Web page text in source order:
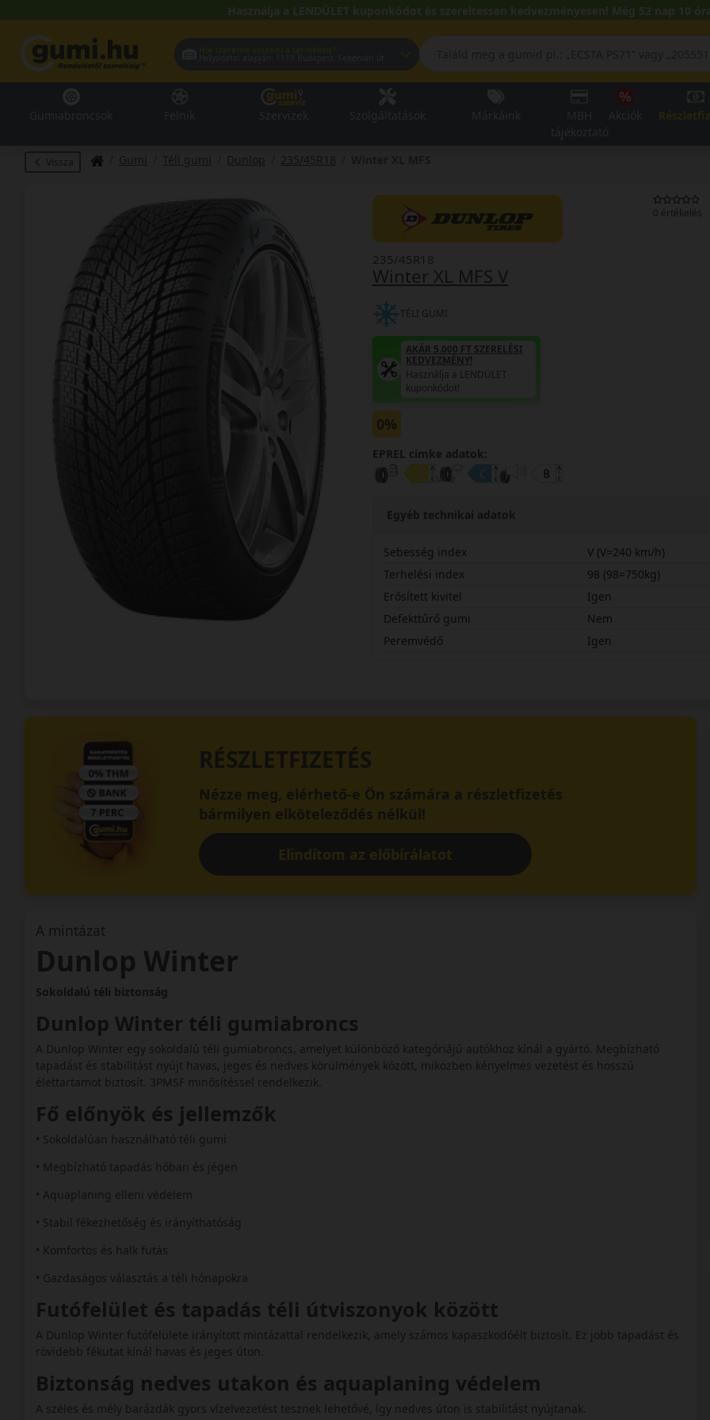
Használja a LENDÜLET kuponkódot és szereltessen kedvezményesen! Még 52 nap 10
Vissza Gumi Téli gumi Dunlop 235/45R18
0 értékelés
Winter XL MFS V
235/45R18
TÉLI GUMI
AKÁR 5.000 FT SZERELÉSI
KEDVEZMÉNY!
Használja a LENDÜLET
kuponkódot!
0%
EPREL cimke adatok:
Egyéb technikai adatok
Sebesség index
V (V=240 km/h)
Terhelési index
98 (98=750kg)
Erősített kivitel
Igen
Defekttűrő gumi
Nem
Peremvédő
Igen
RÉSZLETFIZETÉS
Nézze meg, elérhető-e Ön számára a részletfizetés
bármilyen elköteleződés nélkül!
Elindítom az előbírálatot
A mintázat
Dunlop Winter
Sokoldalú téli biztonság
Dunlop Winter téli gumiabroncs
A Dunlop Winter egy sokoldalú téli gumiabroncs, amelyet különböző kategóriájú autókhoz kínál a gyártó. Megbízható
tapadást és stabilitást nyújt havas, jeges és nedves körülmények között, miközben kényelmes vezetést és hosszú
élettartamot biztosít. 3PMSF minősítéssel rendelkezik.
Fő előnyök és jellemzők
• Sokoldalúan használható téli gumi
• Megbízható tapadás hóban és jégen
• Aquaplaning elleni védelem
• Stabil fékezhetőség és irányíthatóság
• Komfortos és halk futás
• Gazdaságos választás a téli hónapokra
Futófelület és tapadás téli útviszonyok között
A Dunlop Winter futófelülete irányított mintázattal rendelkezik, amely számos kapaszkodóélt biztosít. Ez jobb tapadást és
rövidebb fékutat kínál havas és jeges úton.
Biztonság nedves utakon és aquaplaning védelem
A széles és mély barázdák gyors vízelvezetést tesznek lehetővé, így nedves úton is stabilitást nyújtanak.